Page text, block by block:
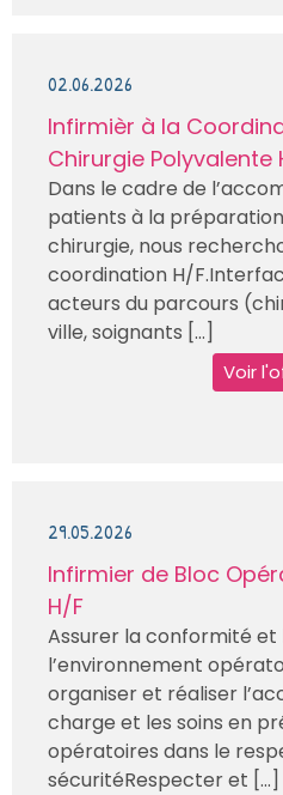
02.06.2026
Infirmièr à la
Chirurgie Polyvalente
Dans le cadre de
patients à la
chirurgie, nous
coordination H/
acteurs du parcours
ville, soignants [...]
Voir
29.05.2026
Infirmier de Bloc
H/F
Assurer la conformité et
l’environnement
organiser et réaliser
charge et les soins en
opératoires dans le
sécuritéRespecter et [...]